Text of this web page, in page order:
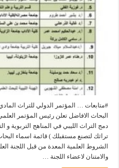
#متابعات … المؤتمر الدولي للتراث
البحاث الافاضل تعلن رئيس المؤتمر
دمج التراث الليبي في المناهج التربوية
تراثك لتصنع مستقبلك ) قائمة اسماء
الشروط العلمية المعدة من قبل اللجنة
والامتنان لاعضاء اللجنة …